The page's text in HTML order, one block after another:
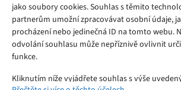
jako soubory cookies. Souhlas s těmito
partnerům umožní zpracovávat osobní údaje,
procházení nebo jedinečná ID na tomto webu.
odvolání souhlasu může nepříznivě ovlivnit
funkce.
Kliknutím níže vyjádřete souhlas s výše